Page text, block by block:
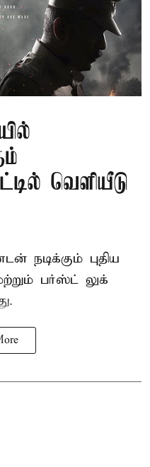
வெளியீடு
நடிக்கும் புதிய
பர்ஸ்ட் லுக்